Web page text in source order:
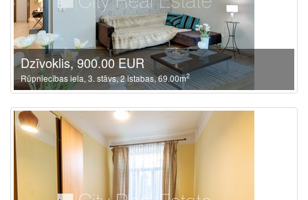
Dzīvoklis, 900.00 EUR
Rūpniecības iela, 3. stāvs, 2 istabas, 69.00m2